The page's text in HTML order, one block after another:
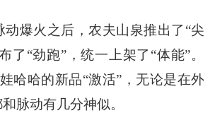
爆火之后，农夫山泉推出了“尖
了“劲跑”，统一上架了“体能”。
哈哈的新品“激活”，无论是在外
脉动有几分神似。